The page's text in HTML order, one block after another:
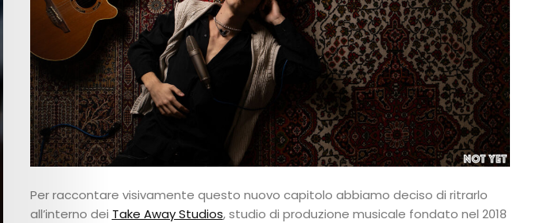
Per raccontare visivamente questo nuovo capitolo abbiamo deciso di ritrarlo
all’interno dei Take Away Studios, studio di produzione musicale fondato nel 2018